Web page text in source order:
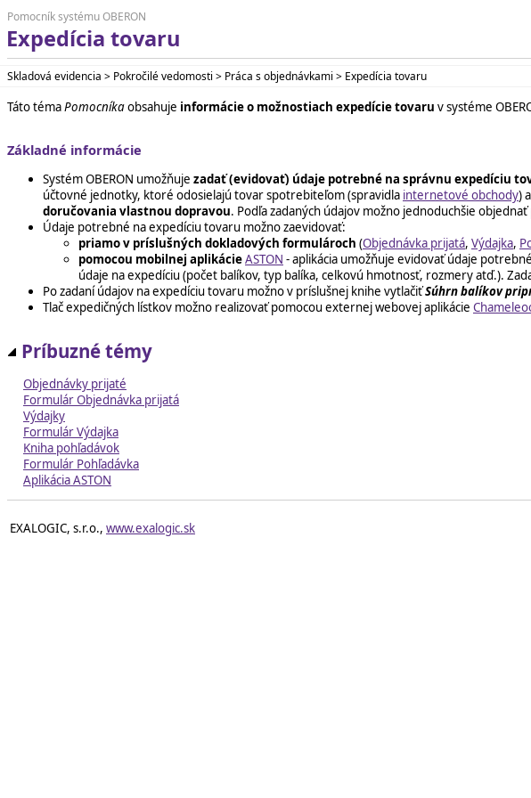
Pomocník systému OBERON
Expedícia tovaru
Skladová evidencia > Pokročilé vedomosti > Práca s objednávkami > Expedícia tovaru
Táto témaPomocníkaobsahuje informácie o možnostiach expedície tovaru v systéme
Základné informácie
Systém OBERON umožňuje zadať (evidovať) údaje potrebné na správnu expedíciu
účtovné jednotky, ktoré odosielajú tovar spotrebiteľom (spravidla internetové obchody)
doručovania vlastnou dopravou. Podľa zadaných údajov možno jednoduchšie
Údaje potrebné na expedíciu tovaru možno zaevidovať:
priamo v príslušných dokladových formulároch (Objednávka prijatá, Výdajka,
pomocou mobilnej aplikácieASTON - aplikácia umožňuje evidovať údaje
údaje na expedíciu (počet balíkov, typ balíka, celkovú hmotnosť, rozmery atď.).
Po zadaní údajov na expedíciu tovaru možno v príslušnej knihe vytlačiťSúhrn balíkov
Tlač expedičných lístkov možno realizovať pomocou externej webovej aplikácie
Príbuzné témy
Objednávky prijaté
Formulár Objednávka prijatá
Výdajky
Formulár Výdajka
Kniha pohľadávok
Formulár Pohľadávka
Aplikácia ASTON
EXALOGIC, s.r.o., www.exalogic.sk